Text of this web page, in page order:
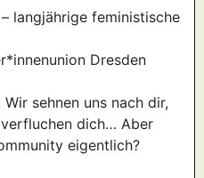
langjährige feministische
Dresden
sehnen uns nach dir,
dich… Aber
eigentlich?